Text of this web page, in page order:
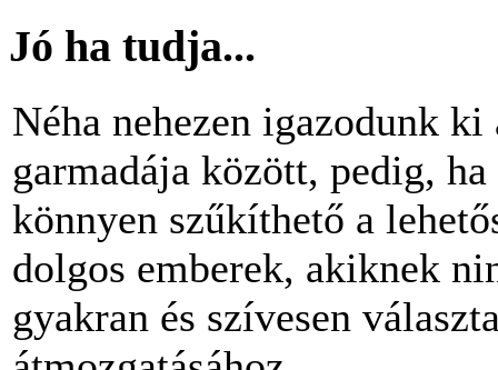
Jó ha tudja...
Néha nehezen igazodunk
garmadája között, pedig,
könnyen szűkíthető a
dolgos emberek, akiknek
gyakran és szívesen